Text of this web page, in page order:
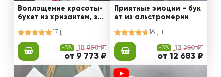
Воплощение красоты-
букет из хризантем, эус
17
-3% 10 050 ₽
от 9 773 ₽
Приятные эмоции – бук
ет из альстромерии
16
-3% 13 050 ₽
от 12 683 ₽